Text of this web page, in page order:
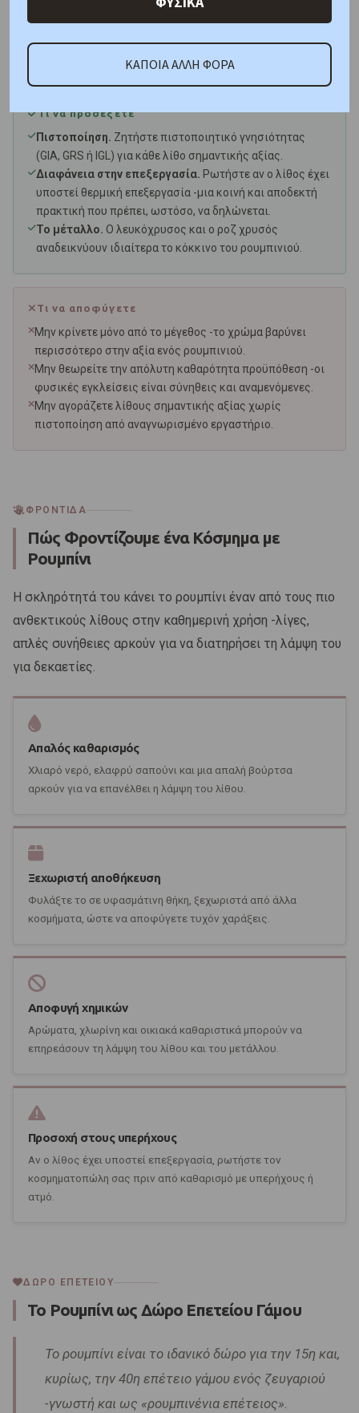
με τη διαφορά ότι δεν φέρει τη σπανιότητα -και
συνήθως ούτε την τιμή- ενός λίθου που σχηματίστηκε
μέσα στη γη για εκατομμύρια χρόνια.
Τι να προσέξετε
Πιστοποίηση. Ζητήστε πιστοποιητικό γνησιότητας
(GIA, GRS ή IGL) για κάθε λίθο σημαντικής αξίας.
Διαφάνεια στην επεξεργασία. Ρωτήστε αν ο λίθος έχει
υποστεί θερμική επεξεργασία -μια κοινή και αποδεκτή
πρακτική που πρέπει, ωστόσο, να δηλώνεται.
Το μέταλλο. Ο λευκόχρυσος και ο ροζ χρυσός
αναδεικνύουν ιδιαίτερα το κόκκινο του ρουμπινιού.
Τι να αποφύγετε
Μην κρίνετε μόνο από το μέγεθος -το χρώμα βαρύνει
περισσότερο στην αξία ενός ρουμπινιού.
Μην θεωρείτε την απόλυτη καθαρότητα προϋπόθεση -οι
φυσικές εγκλείσεις είναι σύνηθεις και αναμενόμενες.
Μην αγοράζετε λίθους σημαντικής αξίας χωρίς
πιστοποίηση από αναγνωρισμένο εργαστήριο.
ΦΡΟΝΤΙΔΑ
Πώς Φροντίζουμε ένα Κόσμημα με
Ρουμπίνι
Η σκληρότητά του κάνει το ρουμπίνι έναν από τους πιο
ανθεκτικούς λίθους στην καθημερινή χρήση -λίγες,
απλές συνήθειες αρκούν για να διατηρήσει τη λάμψη του
για δεκαετίες.
Απαλός καθαρισμός
Χλιαρό νερό, ελαφρύ σαπούνι και μια απαλή βούρτσα
αρκούν για να επανέλθει η λάμψη του λίθου.
Ξεχωριστή αποθήκευση
Φυλάξτε το σε υφασμάτινη θήκη, ξεχωριστά από άλλα
κοσμήματα, ώστε να αποφύγετε τυχόν χαράξεις.
Αποφυγή χημικών
Αρώματα, χλωρίνη και οικιακά καθαριστικά μπορούν να
επηρεάσουν τη λάμψη του λίθου και του μετάλλου.
Προσοχή στους υπερήχους
Αν ο λίθος έχει υποστεί επεξεργασία, ρωτήστε τον
κοσμηματοπώλη σας πριν από καθαρισμό με υπερήχους ή
ατμό.
ΔΩΡΟ ΕΠΕΤΕΙΟΥ
Το Ρουμπίνι ως Δώρο Επετείου Γάμου
Το ρουμπίνι είναι το ιδανικό δώρο για την 15η και,
κυρίως, την 40η επέτειο γάμου ενός ζευγαριού
-γνωστή και ως «ρουμπινένια επέτειος».
ΚΑΠΟΙΑ ΑΛΛΗ ΦΟΡΑ